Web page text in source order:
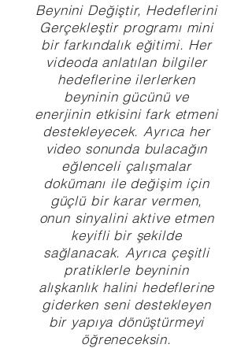
Beynini Değiştir, Hedeflerini
Gerçekleştir programı mini
bir farkındalık eğitimi. Her
videoda anlatılan bilgiler
hedeflerine ilerlerken
beyninin gücünü ve
enerjinin etkisini fark etmeni
destekleyecek. Ayrıca her
video sonunda bulacağın
eğlenceli çalışmalar
dokümanı ile değişim için
güçlü bir karar vermen,
onun sinyalini aktive etmen
keyifli bir şekilde
sağlanacak. Ayrıca çeşitli
pratiklerle beyninin
alışkanlık halini hedeflerine
giderken seni destekleyen
bir yapıya dönüştürmeyi
öğreneceksin.